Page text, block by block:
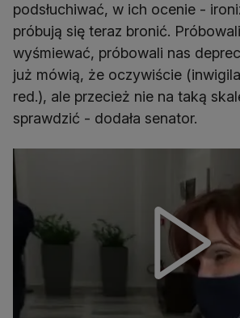
podsłuchiwać, w ich ocenie -
próbują się teraz bronić.
wyśmiewać, próbowali nas
już mówią, że oczywiście
red.), ale przecież nie na taką
sprawdzić - dodała senator.